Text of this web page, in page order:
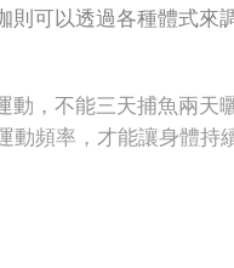
可以透過各種體式來
，不能三天捕魚兩天
動頻率，才能讓身體持